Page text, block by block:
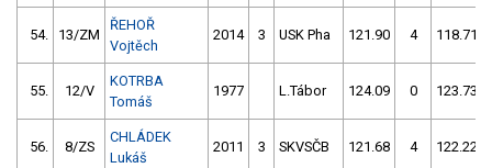
54. 13/ZM
ŘEHOŘ
Vojtěch
2014 3 USK Pha 121.90 4 118.71
55. 12/V
KOTRBA
Tomáš
1977 L.Tábor 124.09 0 123.73
56. 8/ZS
CHLÁDEK
Lukáš
2011 3 SKVSČB 121.68 4 122.22